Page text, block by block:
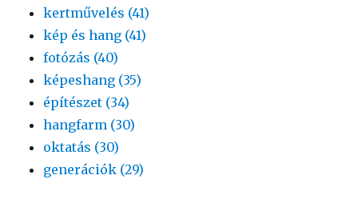
kertművelés (41)
kép és hang (41)
fotózás (40)
képeshang (35)
építészet (34)
hangfarm (30)
oktatás (30)
generációk (29)